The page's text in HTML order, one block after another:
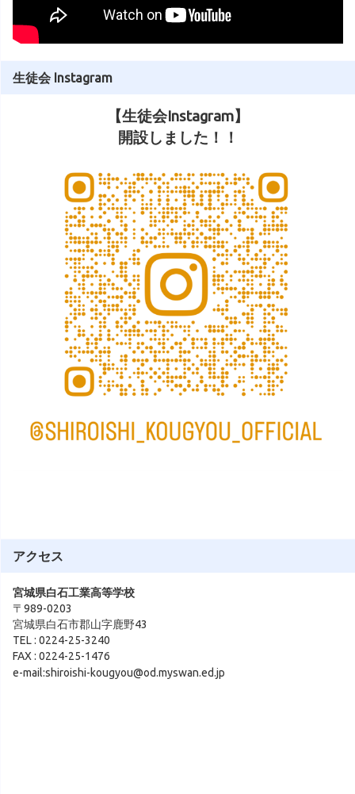
生徒会 Instagram
【生徒会Instagram】
開設しました！！
アクセス
宮城県白石工業高等学校
〒989-0203
宮城県白石市郡山字鹿野43
TEL : 0224-25-3240
FAX : 0224-25-1476
e-mail:shiroishi-kougyou@od.myswan.ed.jp